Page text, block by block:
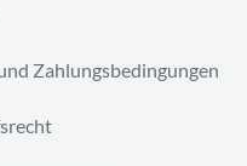
Zahlungsbedingungen